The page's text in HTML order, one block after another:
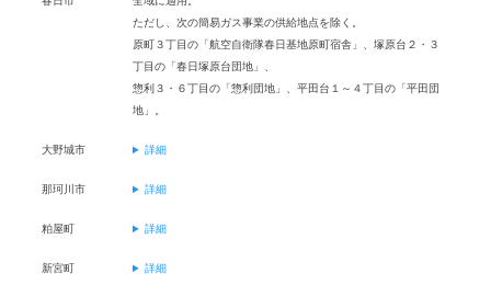
ただし、次の簡易ガス事業の供給地点を除く。
原町３丁目の「航空自衛隊春日基地原町宿舎」、塚原台２・３
丁目の「春日塚原台団地」、
惣利３・６丁目の「惣利団地」、平田台１～４丁目の「平田団
地」。
大野城市 詳細
那珂川市 詳細
粕屋町 詳細
新宮町 詳細